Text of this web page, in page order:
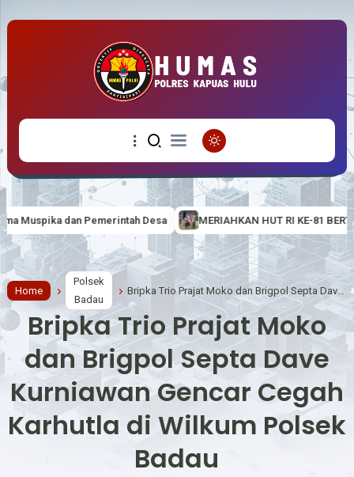
Desa MERIAHKAN HUT RI KE-81 BERTEMA “BERDAULAT,
Home
Polsek
Badau
Bripka Trio Prajat Moko dan Brigpol Septa Dave Kurniawan Gencar Cegah Karhutla di Wilkum Polsek Badau
Bripka Trio Prajat Moko
dan Brigpol Septa Dave
Kurniawan Gencar Cegah
Karhutla di Wilkum Polsek
Badau